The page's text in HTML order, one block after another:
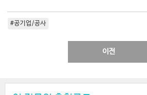
#공기업/공사
이전